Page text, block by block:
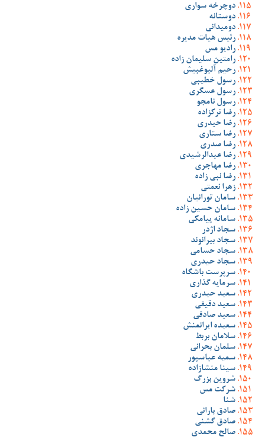
دوچرخه سواری
دوستانه
دومیدانی
رئیس هیات مدیره
رادیو مس
رامتین سلیمان زاده
رحیم آلبوغبیش
رسول خطیبی
رسول عسگری
رسول نامجو
رضا ترکزاده
رضا حیدری
رضا ستاری
رضا صدری
رضا عبدالرشیدی
رضا مهاجری
رضا نبی زاده
زهرا نعمتی
سامان تورانیان
سامان حسین زاده
سامانه پیامکی
سجاد اژدر
سجاد بیرانوند
سجاد حسامی
سجاد حیدری
سرپرست باشگاه
سرمایه گذاری
سعید حیدری
سعید دقیقی
سعید صادقی
سعیده ایرانمنش
سلامان بربط
سلمان بحرانی
سمیه عباسپور
سینا منشازاده
شروین بزرگ
شرکت مس
شنا
صادق بارانی
صادق گشنی
صالح محمدی